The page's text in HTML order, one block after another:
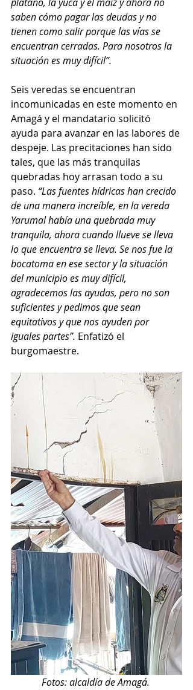
saben cómo pagar las deudas y no
tienen como salir porque las vías se
encuentran cerradas. Para nosotros la
situación es muy difícil”.
Seis veredas se encuentran
incomunicadas en este momento en
Amagá y el mandatario solicitó
ayuda para avanzar en las labores de
despeje. Las precitaciones han sido
tales, que las más tranquilas
quebradas hoy arrasan todo a su
paso. “Las fuentes hídricas han crecido
de una manera increíble, en la vereda
Yarumal había una quebrada muy
tranquila, ahora cuando llueve se lleva
lo que encuentra se lleva. Se nos fue la
bocatoma en ese sector y la situación
del municipio es muy difícil,
agradecemos las ayudas, pero no son
suficientes y pedimos que sean
equitativos y que nos ayuden por
iguales partes”. Enfatizó el
burgomaestre.
Fotos: alcaldía de Amagá.